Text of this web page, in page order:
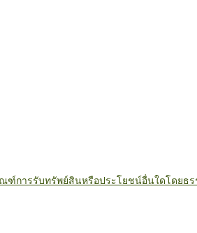
ณฑ์การรับทรัพย์สินหรือประโยชน์อื่นใดโดยธ